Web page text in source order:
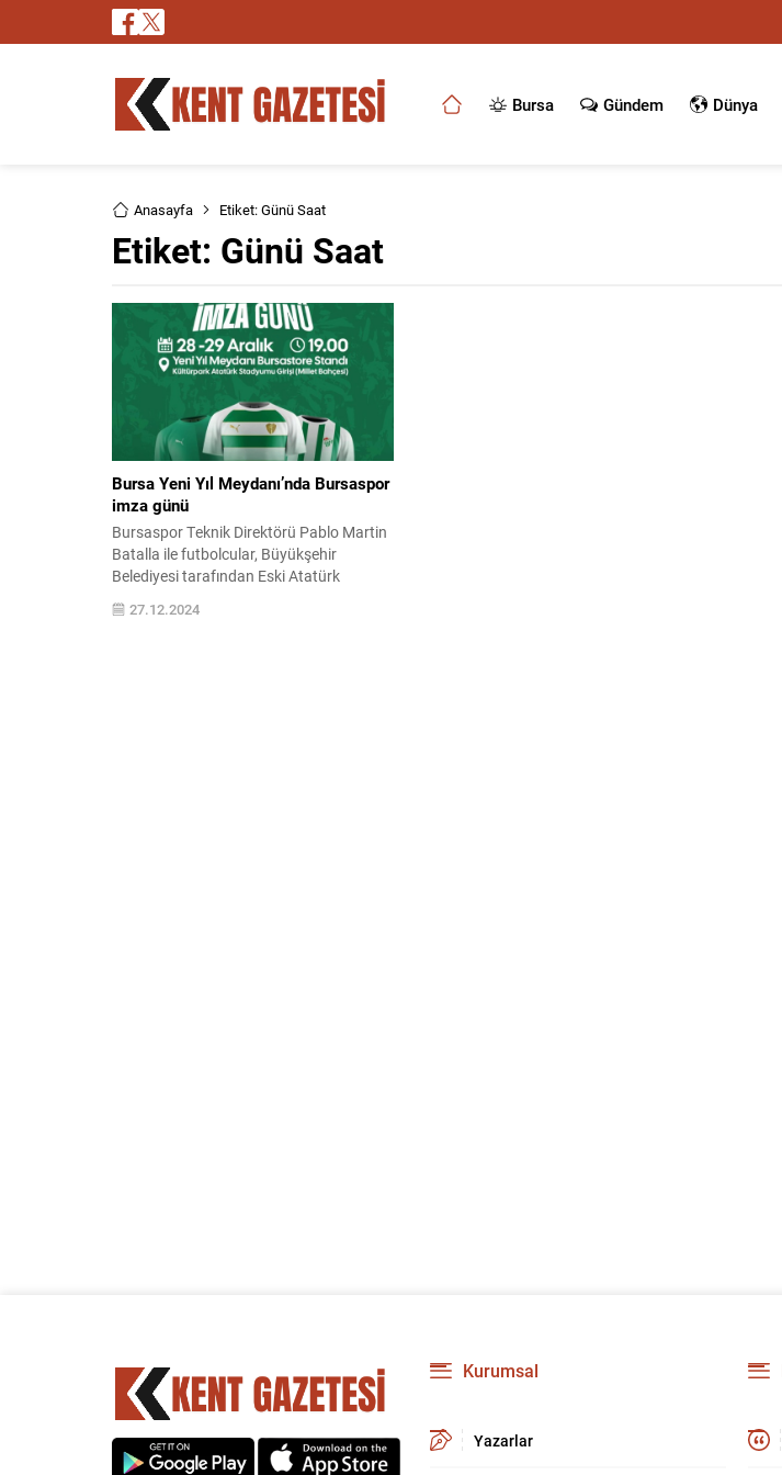
Bursa Gündem Dünya
Anasayfa Etiket: Günü Saat
Etiket: Günü Saat
Bursa Yeni Yıl Meydanı’nda Bursaspor
imza günü
Bursaspor Teknik Direktörü Pablo Martin
Batalla ile futbolcular, Büyükşehir
Belediyesi tarafından Eski Atatürk
Stadyumu alanında oluşturulan ‘Bursa
Yeni Yıl Meydanı’nda taraftarlarla
27.12.2024
Kurumsal
Yazarlar